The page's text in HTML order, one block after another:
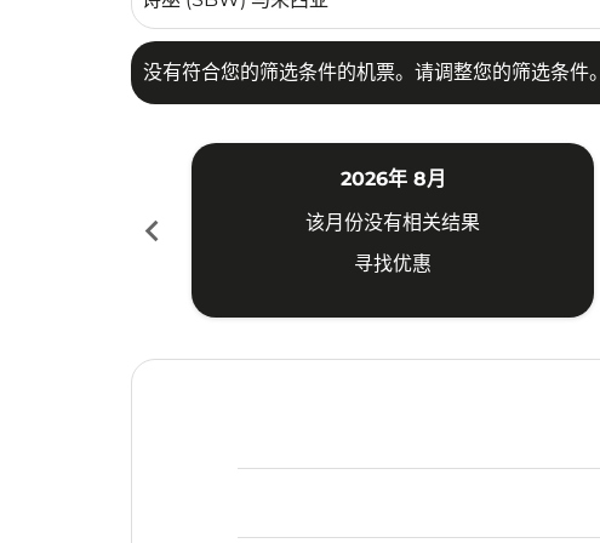
没有符合您的筛选条件的机票。请调整您的筛选条件。
chevron_left
2026年 8月
该月份没有相关结果
寻找优惠